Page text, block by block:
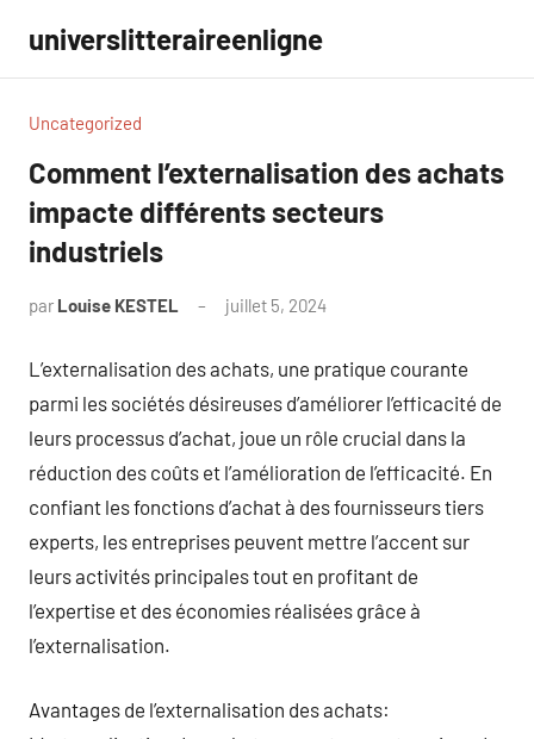
contenu
universlitteraireenligne
Uncategorized
Comment l’externalisation des achats
impacte différents secteurs
industriels
par Louise KESTEL juillet 5, 2024
L’externalisation des achats, une pratique courante
parmi les sociétés désireuses d’améliorer l’efficacité de
leurs processus d’achat, joue un rôle crucial dans la
réduction des coûts et l’amélioration de l’efficacité. En
confiant les fonctions d’achat à des fournisseurs tiers
experts, les entreprises peuvent mettre l’accent sur
leurs activités principales tout en profitant de
l’expertise et des économies réalisées grâce à
l’externalisation.
Avantages de l’externalisation des achats: